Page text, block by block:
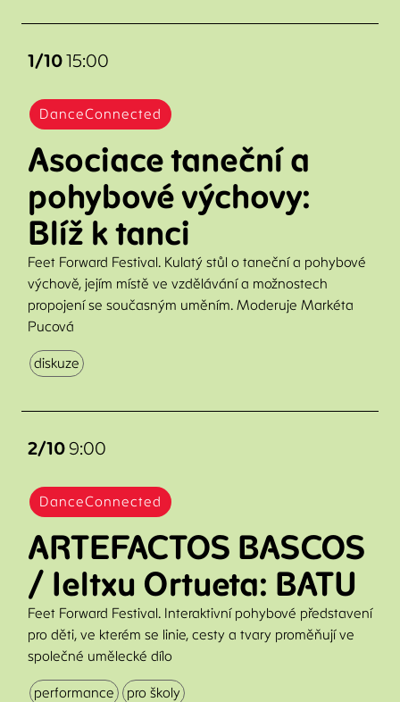
1/1015:00
DanceConnected
Asociace taneční a
pohybové výchovy:
Blíž k tanci
Feet Forward Festival. Kulatý stůl o taneční a pohybové
výchově, jejím místě ve vzdělávání a možnostech
propojení se současným uměním. Moderuje Markéta
Pucová
diskuze
2/10 9:00
DanceConnected
ARTEFACTOS BASCOS
/ Ieltxu Ortueta: BATU
Feet Forward Festival. Interaktivní pohybové představení
pro děti, ve kterém se linie, cesty a tvary proměňují ve
společné umělecké dílo
performance pro školy